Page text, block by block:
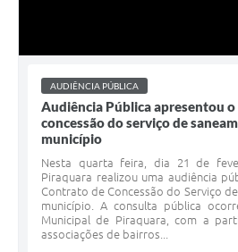
AUDIÊNCIA PÚBLICA
Audiência Pública apresentou
concessão do serviço de
município
Nesta quarta feira, dia 21 de
Piraquara realizou uma audiência
Contrato de Concessão do Serviço
município. A consulta pública
Municipal de Piraquara, com a
associações de bairros...